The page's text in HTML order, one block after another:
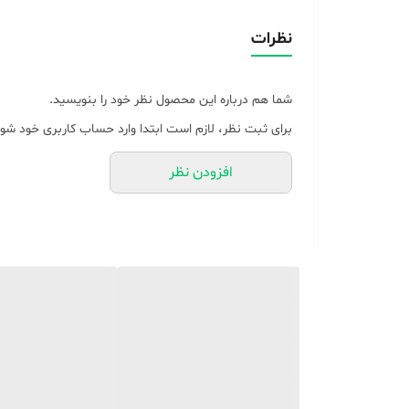
نوع باتری
نظرات
شما هم درباره این محصول نظر خود را بنویسید.
برای ثبت نظر، لازم است ابتدا وارد حساب کاربری خود
افزودن نظر